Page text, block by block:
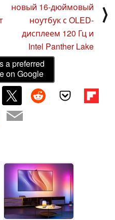
новый 16-дюймовый
ноутбук с OLED-
дисплеем 120 Гц и
Intel Panther Lake
⟩
a preferred
on Google